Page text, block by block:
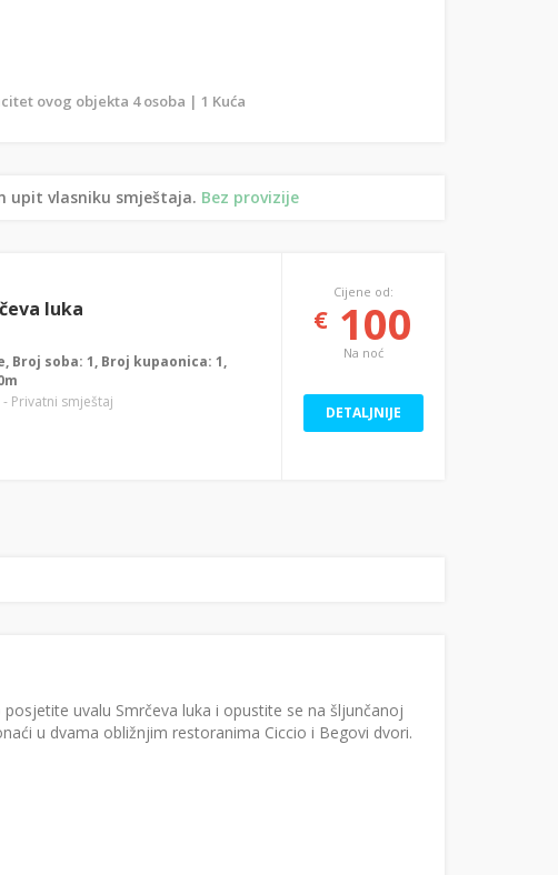
ovog objekta 4 osoba | 1 Kuća
upit vlasniku smještaja. Bez provizije
luka
Broj soba: 1, Broj kupaonica: 1,
- Privatni smještaj
Cijene od:
€ 100
Na noć
DETALJNIJE
uvalu Smrčeva luka i opustite se na šljunčanoj
u dvama obližnjim restoranima Ciccio i Begovi dvori.